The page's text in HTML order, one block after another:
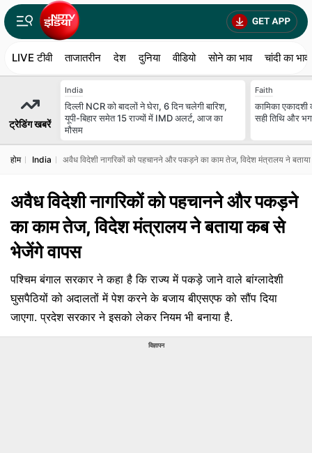
LIVE टीवी ताजातरीन देश दुनिया वीडियो सोने का भाव चांदी का भाव
ट्रेडिंग खबरें
India
दिल्ली NCR को बादलों ने घेरा, 6 दिन चलेगी बारिश,
यूपी-बिहार समेत 15 राज्यों में IMD अलर्ट, आज का
मौसम
Faith
कामिका
सही तिथि और
होम India अवैध विदेशी नागरिकों को पहचानने और पकड़ने का काम तेज, विदेश मंत्रालय ने
अवैध विदेशी नागरिकों को पहचानने और पकड़ने
का काम तेज, विदेश मंत्रालय ने बताया कब से
भेजेंगे वापस
पश्चिम बंगाल सरकार ने कहा है कि राज्य में पकड़े जाने वाले बांग्लादेशी
घुसपैठियों को अदालतों में पेश करने के बजाय बीएसएफ को सौंप दिया
जाएगा. प्रदेश सरकार ने इसको लेकर नियम भी बनाया है.
विज्ञापन